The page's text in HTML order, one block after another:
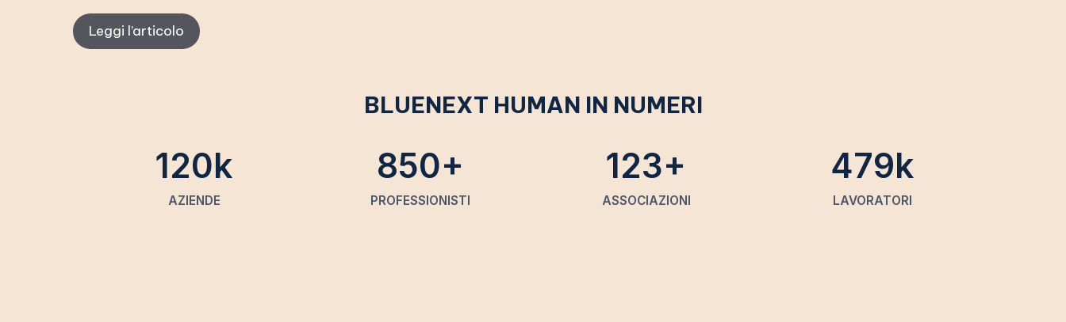
Leggi l’articolo
BLUENEXT HUMAN IN NUMERI
120k
AZIENDE
850+
PROFESSIONISTI
123+
ASSOCIAZIONI
479k
LAVORATORI